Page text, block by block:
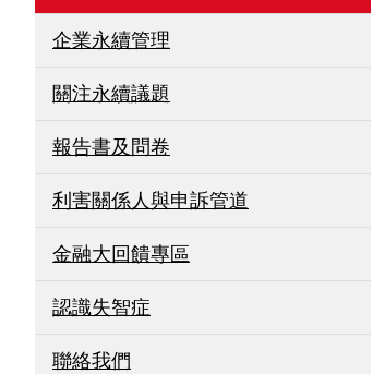
企業永續管理
關注永續議題
報告書及問卷
利害關係人與申訴管道
金融大回饋專區
認識失智症
聯絡我們